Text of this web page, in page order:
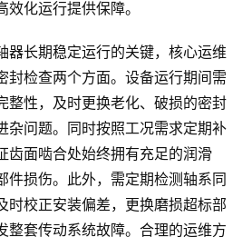
化运行提供保障。
器长期稳定运行的关键，核心运维
封检查两个方面。设备运行期间需
整性，及时更换老化、破损的密封
杂问题。同时按照工况需求定期补
齿面啮合处始终拥有充足的润滑
件损伤。此外，需定期检测轴系同
时校正安装偏差，更换磨损超标部
整套传动系统故障。合理的运维方